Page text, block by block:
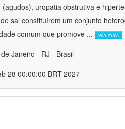
uropatia obstrutiva e
sal constituírem um conjunto
comum que promove ... leia mais
Janeiro - RJ - Brasil
28 00:00:00 BRT 2027